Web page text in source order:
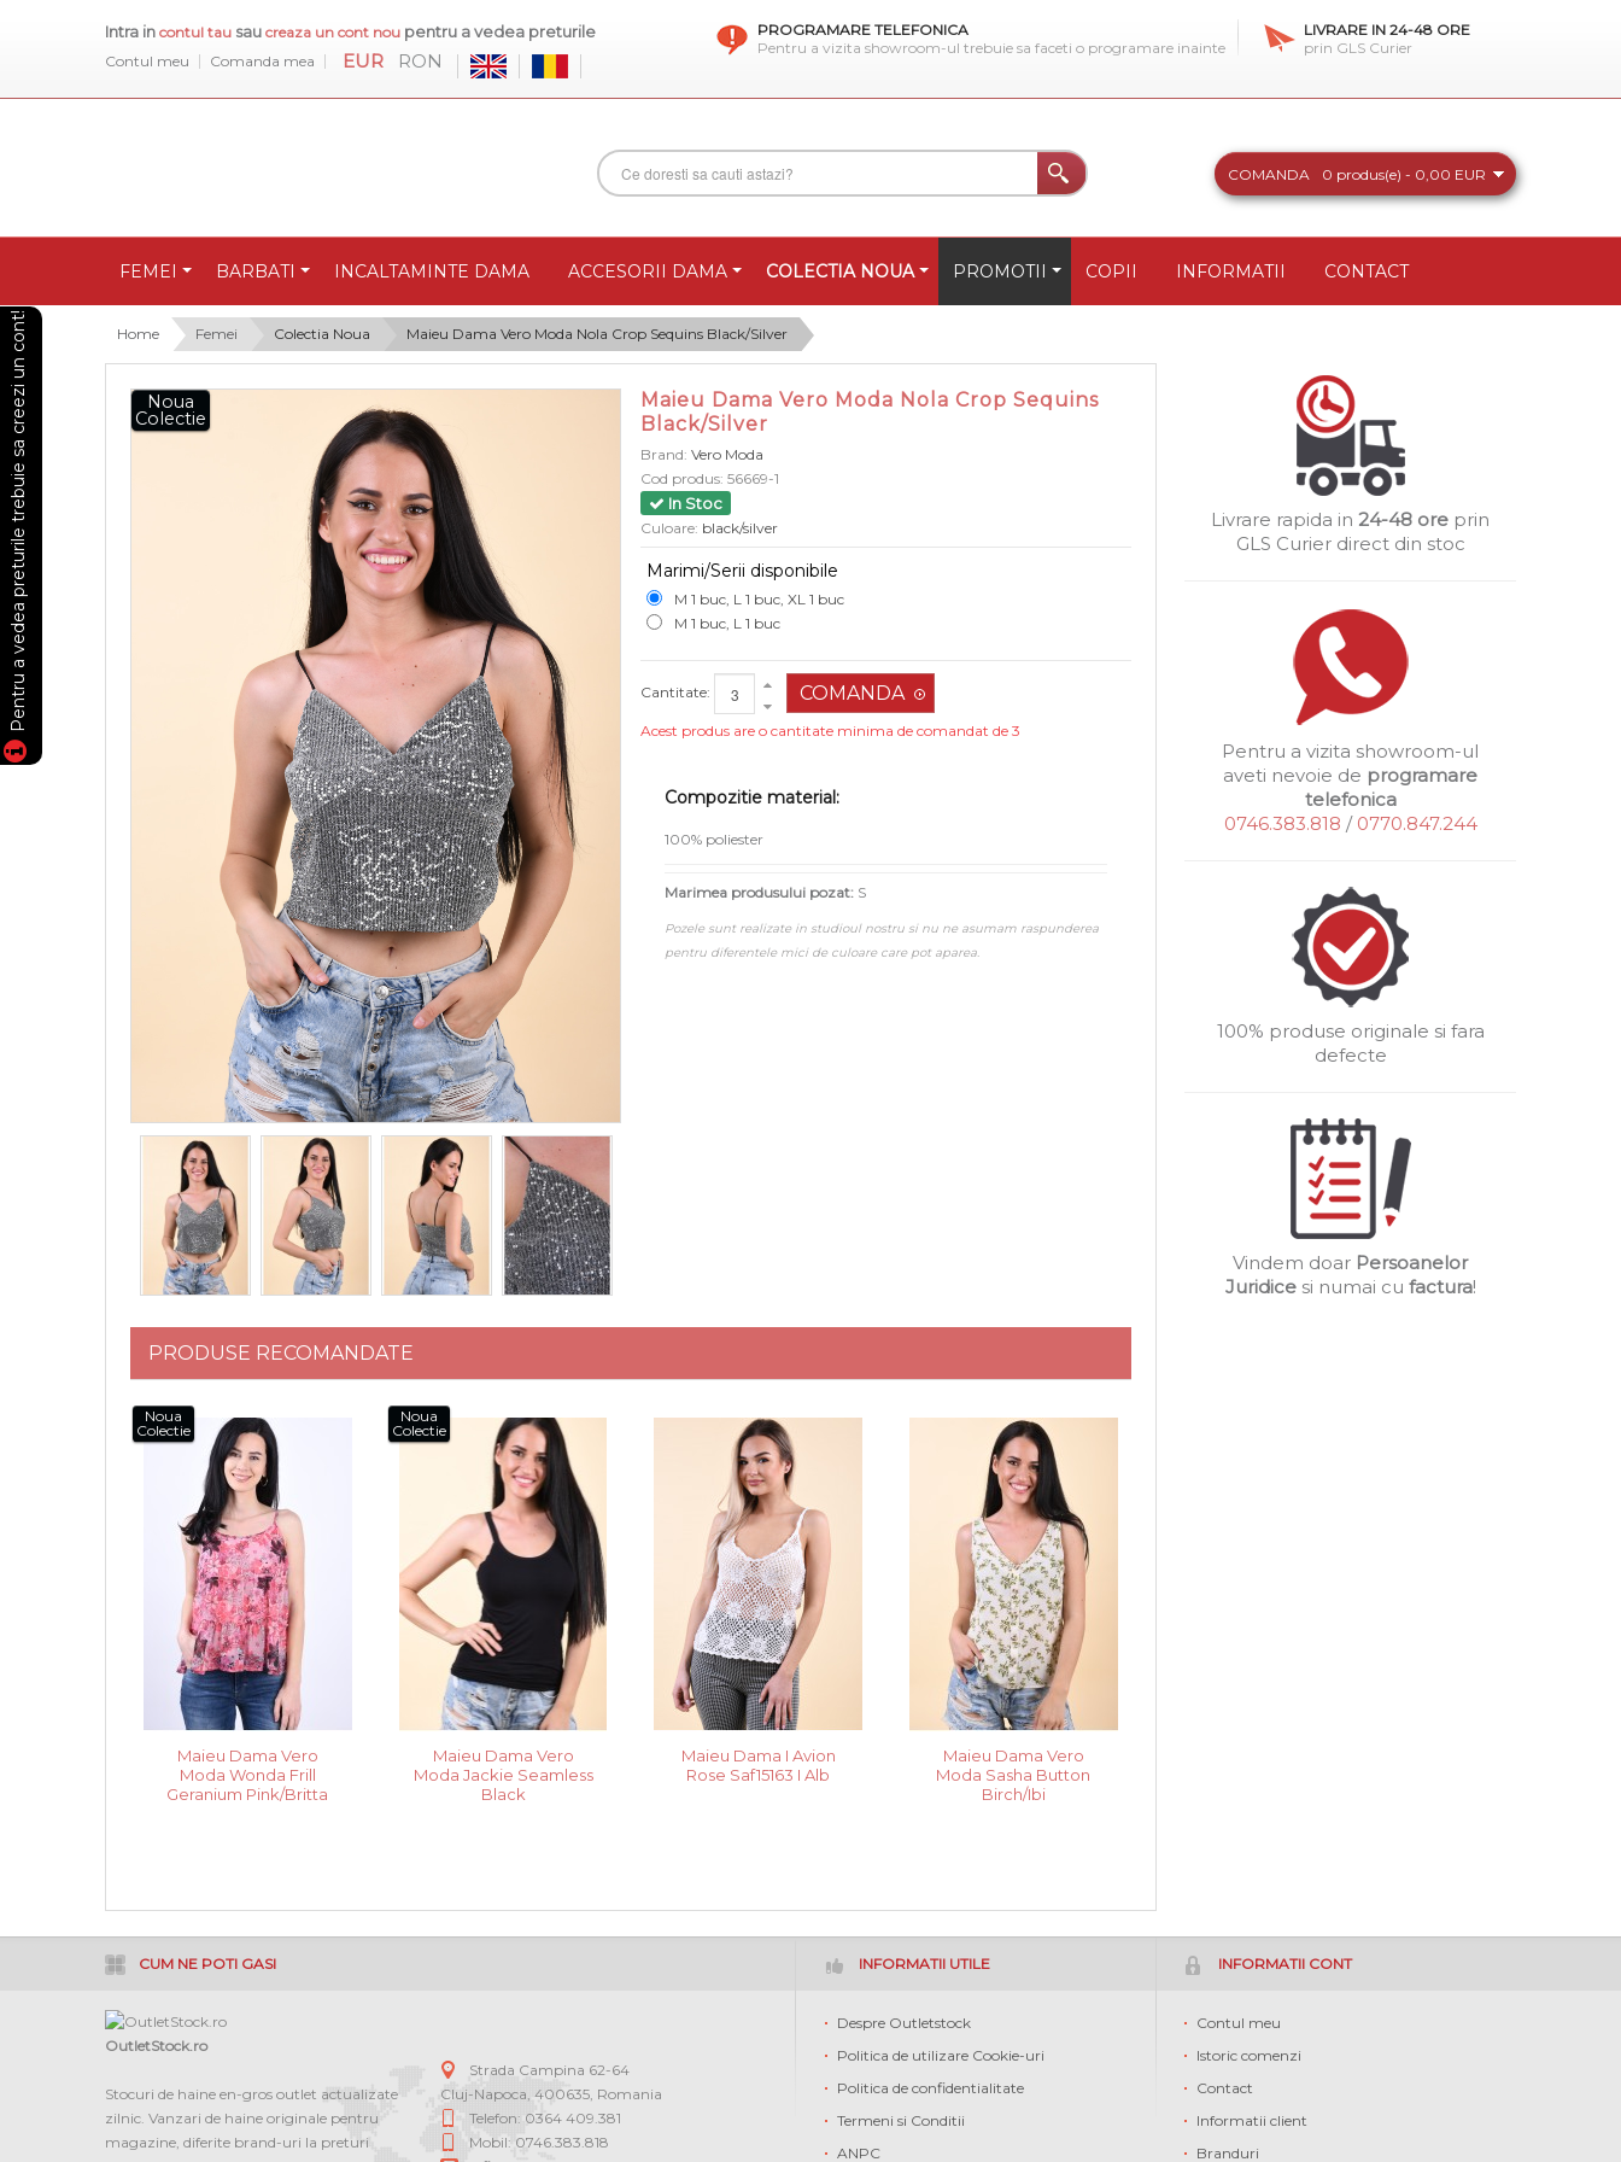
Intra in contul tau sau creaza un cont nou pentru a vedea preturile
Contul meu Comanda mea EUR RON
PROGRAMARE TELEFONICA
Pentru a vizita showroom-ul trebuie sa faceti o programare inainte
LIVRARE IN 24-48 ORE
prin GLS Curier
COMANDA 0 produs(e) - 0,00 EUR
FEMEI BARBATI INCALTAMINTE DAMA ACCESORII DAMA COLECTIA NOUA PROMOTII COPII INFORMATII CONTACT
Home Femei Colectia Noua Maieu Dama Vero Moda Nola Crop Sequins Black/Silver
Noua
Colectie
Maieu Dama Vero Moda Nola Crop Sequins
Black/Silver
Brand: Vero Moda
Cod produs: 56669-1
In Stoc
Culoare: black/silver
Marimi/Serii disponibile
M 1 buc, L 1 buc, XL 1 buc
M 1 buc, L 1 buc
Cantitate:
Acest produs are o cantitate minima de comandat de 3
Compozitie material:
100% poliester
Marimea produsului pozat: S
Pozele sunt realizate in studioul nostru si nu ne asumam raspunderea
pentru diferentele mici de culoare care pot aparea.
PRODUSE RECOMANDATE
Noua
Colectie
Maieu Dama Vero
Moda Wonda Frill
Geranium Pink/Britta
Noua
Colectie
Maieu Dama Vero
Moda Jackie Seamless
Black
Maieu Dama I Avion
Rose Saf15163 I Alb
Maieu Dama Vero
Moda Sasha Button
Birch/Ibi
Livrare rapida in 24-48 ore prin
GLS Curier direct din stoc
Pentru a vizita showroom-ul
aveti nevoie de programare
telefonica
0746.383.818 / 0770.847.244
100% produse originale si fara
defecte
Vindem doar Persoanelor
Juridicesi numai cu factura!
CUM NE POTI GASI
OutletStock.ro
Stocuri de haine en-gros outlet actualizate
zilnic. Vanzari de haine originale pentru
magazine, diferite brand-uri la preturi
Strada Campina 62-64
Cluj-Napoca,400635, Romania
Telefon: 0364 409.381
Mobil: 0746.383.818
INFORMATII UTILE
Despre Outletstock
Politica de utilizare Cookie-uri
Politica de confidentialitate
Termeni si Conditii
ANPC
INFORMATII CONT
Contul meu
Istoric comenzi
Contact
Informatii client
Branduri
Pentru a vedea preturile trebuie sa creezi un cont!